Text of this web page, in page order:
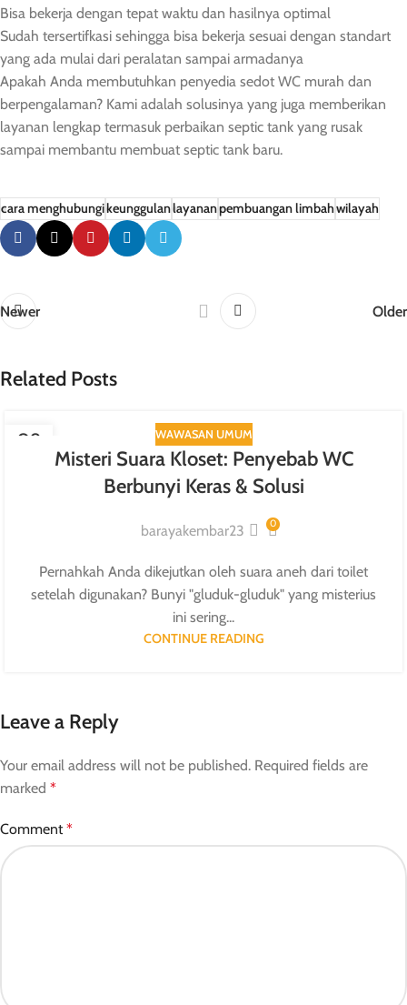
Bisa bekerja dengan tepat waktu dan hasilnya optimal
Sudah tersertifkasi sehingga bisa bekerja sesuai dengan standart
yang ada mulai dari peralatan sampai armadanya
Apakah Anda membutuhkan penyedia sedot WC murah dan
berpengalaman? Kami adalah solusinya yang juga memberikan
layanan lengkap termasuk perbaikan septic tank yang rusak
sampai membantu membuat septic tank baru.
cara menghubungikeunggulanlayananpembuangan limbahwilayah
Newer Older
Related Posts
09 WAWASAN UMUM
Misteri Suara Kloset: Penyebab WC
Berbunyi Keras & Solusi
barayakembar23 0
Pernahkah Anda dikejutkan oleh suara aneh dari toilet
setelah digunakan? Bunyi "gluduk-gluduk" yang misterius
ini sering...
CONTINUE READING
Leave a Reply
Your email address will not be published. Required fields are
marked *
Comment*